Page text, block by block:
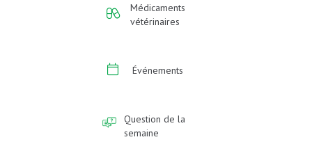
Médicaments
vétérinaires
Événements
Question de la
semaine